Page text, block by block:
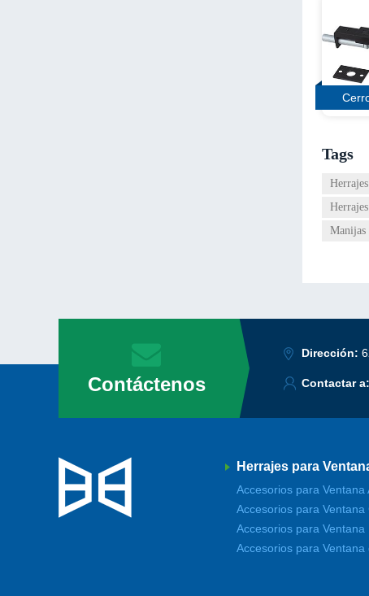
Tags
Manijas
Contáctenos
Dirección:
Contactar a:
Herrajes para
Accesorios para Ventana
Accesorios para Ventana
Accesorios para Ventana
Accesorios para Ventana